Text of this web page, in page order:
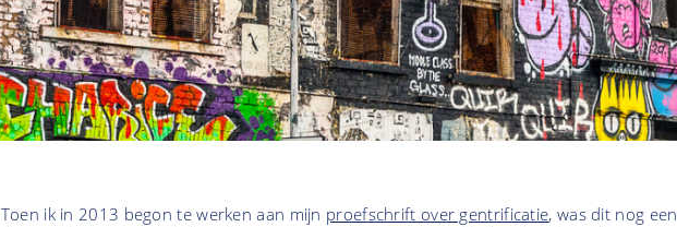
Toen ik in 2013 begon te werken aan mijn proefschrift over gentrificatie, was dit nog een